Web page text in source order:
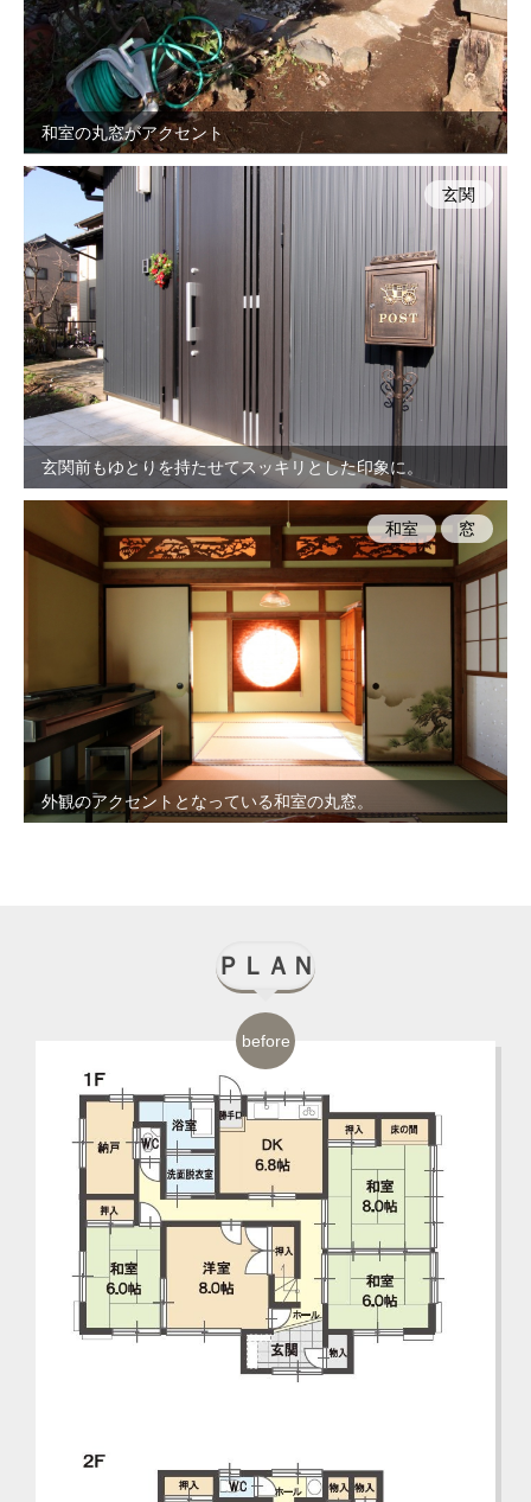
和室の丸窓がアクセント
玄関前もゆとりを持たせてスッキリとした印象に。
玄関
外観のアクセントとなっている和室の丸窓。
和室 窓
ＰＬＡＮ
before